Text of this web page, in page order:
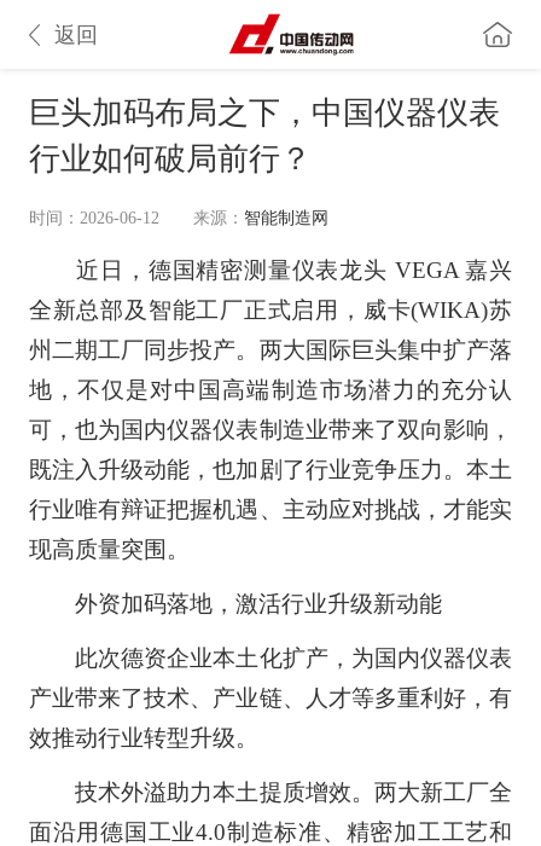
返回
巨头加码布局之下，中国仪器仪表
行业如何破局前行？
时间：2026-06-12 来源： 智能制造网
近日，德国精密测量仪表龙头 VEGA 嘉兴
全新总部及智能工厂正式启用，威卡(WIKA)苏
州二期工厂同步投产。两大国际巨头集中扩产落
地，不仅是对中国高端制造市场潜力的充分认
可，也为国内仪器仪表制造业带来了双向影响，
既注入升级动能，也加剧了行业竞争压力。本土
行业唯有辩证把握机遇、主动应对挑战，才能实
现高质量突围。
外资加码落地，激活行业升级新动能
此次德资企业本土化扩产，为国内仪器仪表
产业带来了技术、产业链、人才等多重利好，有
效推动行业转型升级。
技术外溢助力本土提质增效。两大新工厂全
面沿用德国工业4.0制造标准、精密加工工艺和